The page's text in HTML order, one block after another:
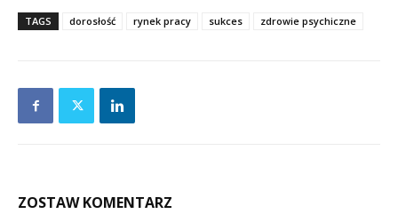
TAGS dorosłość rynek pracy sukces zdrowie psychiczne
ZOSTAW KOMENTARZ